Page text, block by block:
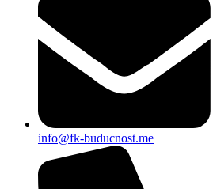
info@fk-buducnost.me